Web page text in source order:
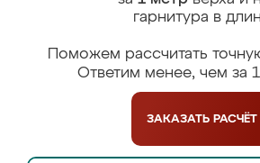
гарнитура в
Поможем рассчитать
Ответим менее, чем за
ЗАКАЗАТЬ РАСЧЁТ